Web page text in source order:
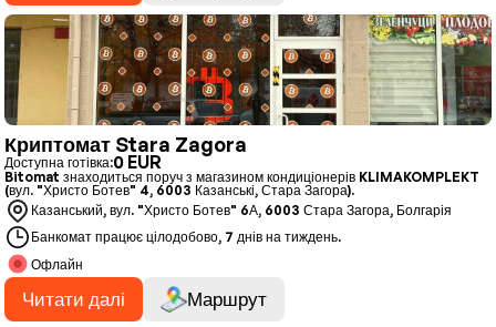
Криптомат Stara Zagora
Доступна готівка:0 EUR
Bitomat знаходиться поруч з магазином кондиціонерів KLIMAKOMPLEKT
(вул. "Христо Ботев" 4, 6003 Казанські, Стара Загора).
Казанський, вул. "Христо Ботев" 6А, 6003 Стара Загора, Болгарія
Банкомат працює цілодобово, 7 днів на тиждень.
Офлайн
Читати далі Маршрут